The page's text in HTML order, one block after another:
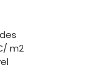
m2